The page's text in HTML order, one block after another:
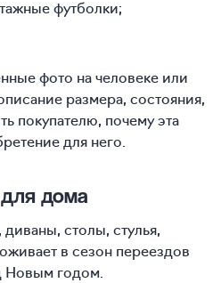
футболки;
фото на человеке или
размера, состояния,
покупателю, почему эта
для него.
дома
столы, стулья,
в сезон переездов
Новым годом.